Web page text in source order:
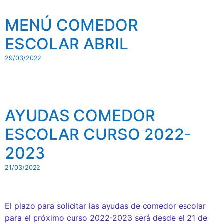
MENÚ COMEDOR
ESCOLAR ABRIL
29/03/2022
AYUDAS COMEDOR
ESCOLAR CURSO 2022-
2023
21/03/2022
El plazo para solicitar las ayudas de comedor escolar
para el próximo curso 2022-2023 será desde el 21 de